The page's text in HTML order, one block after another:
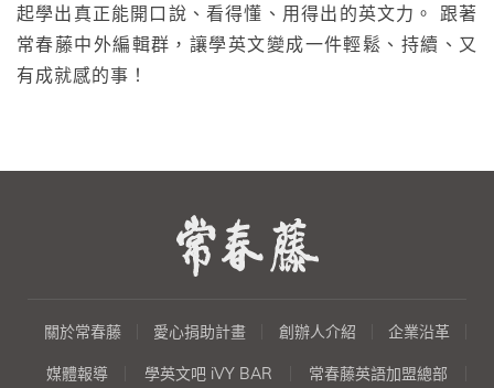
起學出真正能開口說、看得懂、用得出的英文力。 跟著
常春藤中外編輯群，讓學英文變成一件輕鬆、持續、又
有成就感的事！
關於常春藤 愛心捐助計畫 創辦人介紹 企業沿革
媒體報導 學英文吧 iVY BAR 常春藤英語加盟總部